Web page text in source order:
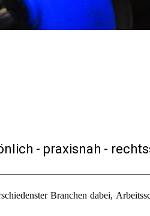
- praxisnah -
Branchen dabei,